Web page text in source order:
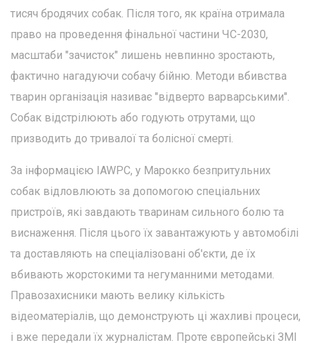
тисяч бродячих собак. Після того, як країна отримала
право на проведення фінальної частини ЧС-2030,
масштаби "зачисток" лишень невпинно зростають,
фактично нагадуючи собачу бійню. Методи вбивства
тварин організація називає "відверто варварськими".
Собак відстрілюють або годують отрутами, що
призводить до тривалої та болісної смерті.
За інформацією IAWPC, у Марокко безпритульних
собак відловлюють за допомогою спеціальних
пристроїв, які завдають тваринам сильного болю та
виснаження. Після цього їх завантажують у автомобілі
та доставляють на спеціалізовані об'єкти, де їх
вбивають жорстокими та негуманними методами.
Правозахисники мають велику кількість
відеоматеріалів, що демонструють ці жахливі процеси,
і вже передали їх журналістам. Проте європейські ЗМІ